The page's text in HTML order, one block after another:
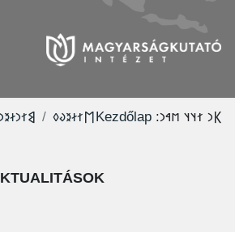
𐲞𐳙 𐳐𐳦𐳦 𐳮𐳀𐳙:
Kezdőlap
‮𐲮𐳐𐳇𐳉𐳜𐳓